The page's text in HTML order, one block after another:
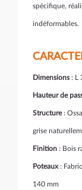
spécifique,
indéformables.
Dimensions: L
Hauteur de
Structure:
grise
Finition : Bois
Poteaux:
140 mm